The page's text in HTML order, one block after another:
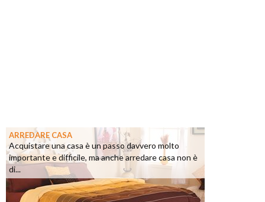
ARREDARE CASA
Acquistare una casa è un passo davvero molto
importante e difficile, ma anche arredare casa non è
di...